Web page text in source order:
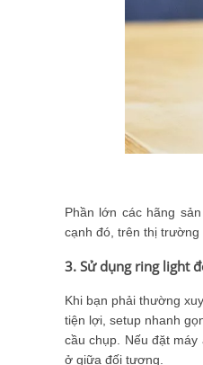
Phần lớn các hãng
cạnh đó, trên thị trường
3. Sử dụng ring light
Khi bạn phải thường
tiện lợi, setup nhanh
cầu chụp. Nếu đặt
ở giữa đối tượng.